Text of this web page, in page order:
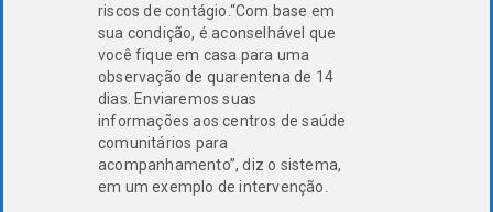
riscos de contágio.“Com base em
sua condição, é aconselhável que
você fique em casa para uma
observação de quarentena de 14
dias. Enviaremos suas
informações aos centros de saúde
comunitários para
acompanhamento”, diz o sistema,
em um exemplo de intervenção.